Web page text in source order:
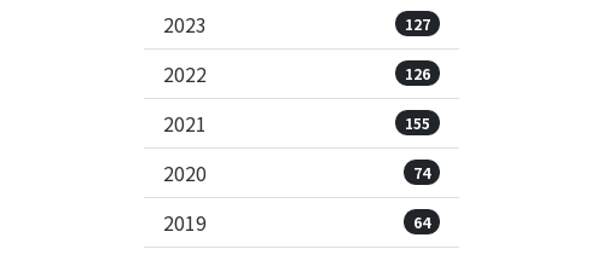
2023 127
2022 126
2021 155
2020 74
2019 64